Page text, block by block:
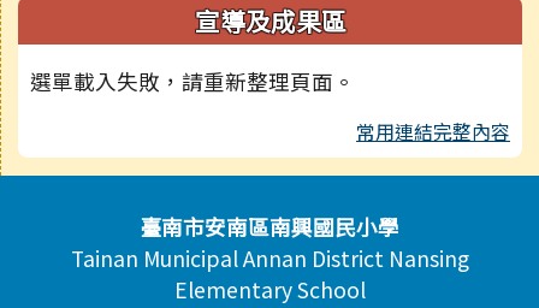
宣導及成果區
選單載入失敗，請重新整理頁面。
常用連結完整內容
頁尾區域內容臺南市安南區南興國民小學
Tainan Municipal Annan District Nansing
Elementary School